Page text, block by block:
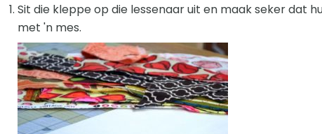
Sit die kleppe op die lessenaar uit en maak seker dat
met 'n mes.